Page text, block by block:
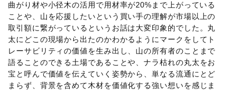
曲がり材や小径木の活用で用材率が20%まで上がっている
ことや、山を応援したいという買い手の理解が市場以上の
取引額に繋がっているというお話は大変印象的でした。丸
太にどこの現場から出たのかわかるようにマークをしてト
レーサビリティの価値を生み出し、山の所有者のことまで
語ることのできる土場であることや、ナラ枯れの丸太をお
宝と呼んで価値を伝えていく姿勢から、単なる流通にとど
まらず、背景を含めて木材を価値化する強い想いを感じま